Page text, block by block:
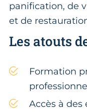
panification, de
et de
Les atouts
Formation
Accès à